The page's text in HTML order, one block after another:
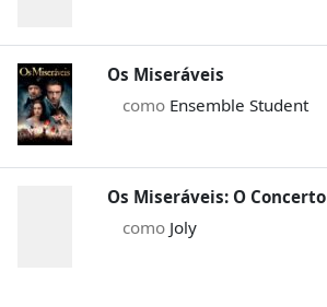
Os Miseráveis
como Ensemble Student
Os Miseráveis: O Concerto
como Joly